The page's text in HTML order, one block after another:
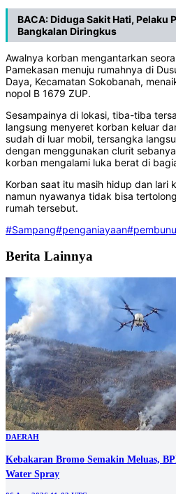
BACA:Diduga Sakit Hati, Pelaku
Bangkalan Diringkus
Awalnya korban mengantarkan
Pamekasan menuju rumahnya di
Daya, Kecamatan Sokobanah,
nopol B 1679 ZUP.
Sesampainya di lokasi, tiba-tiba
langsung menyeret korban keluar
sudah di luar mobil, tersangka
dengan menggunakan clurit
korban mengalami luka berat di
Korban saat itu masih hidup dan lari
namun nyawanya tidak bisa
rumah tersebut.
#Sampang#penganiayaan
Berita Lainnya
DAERAH
Kebakaran Bromo Semakin Meluas,
Water Spray